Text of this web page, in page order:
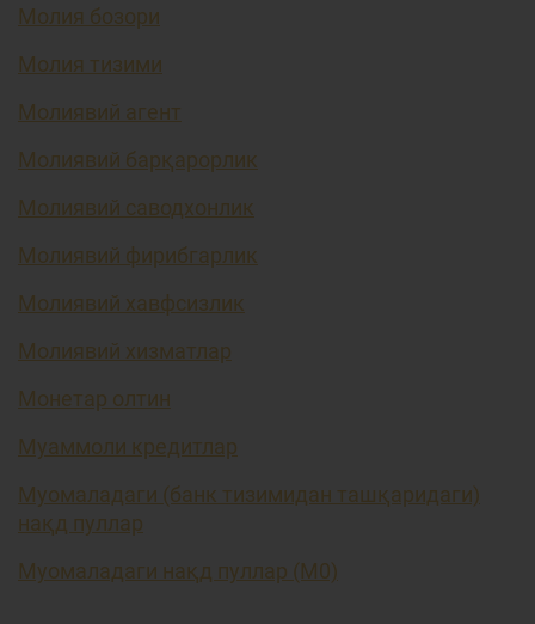
Молия бозори
Молия тизими
Молиявий агент
Молиявий барқарорлик
Молиявий саводхонлик
Молиявий фирибгарлик
Молиявий хавфсизлик
Молиявий хизматлар
Монетар олтин
Муаммоли кредитлар
Муомаладаги (банк тизимидан ташқаридаги)
нақд пуллар
Муомаладаги нақд пуллар (М0)